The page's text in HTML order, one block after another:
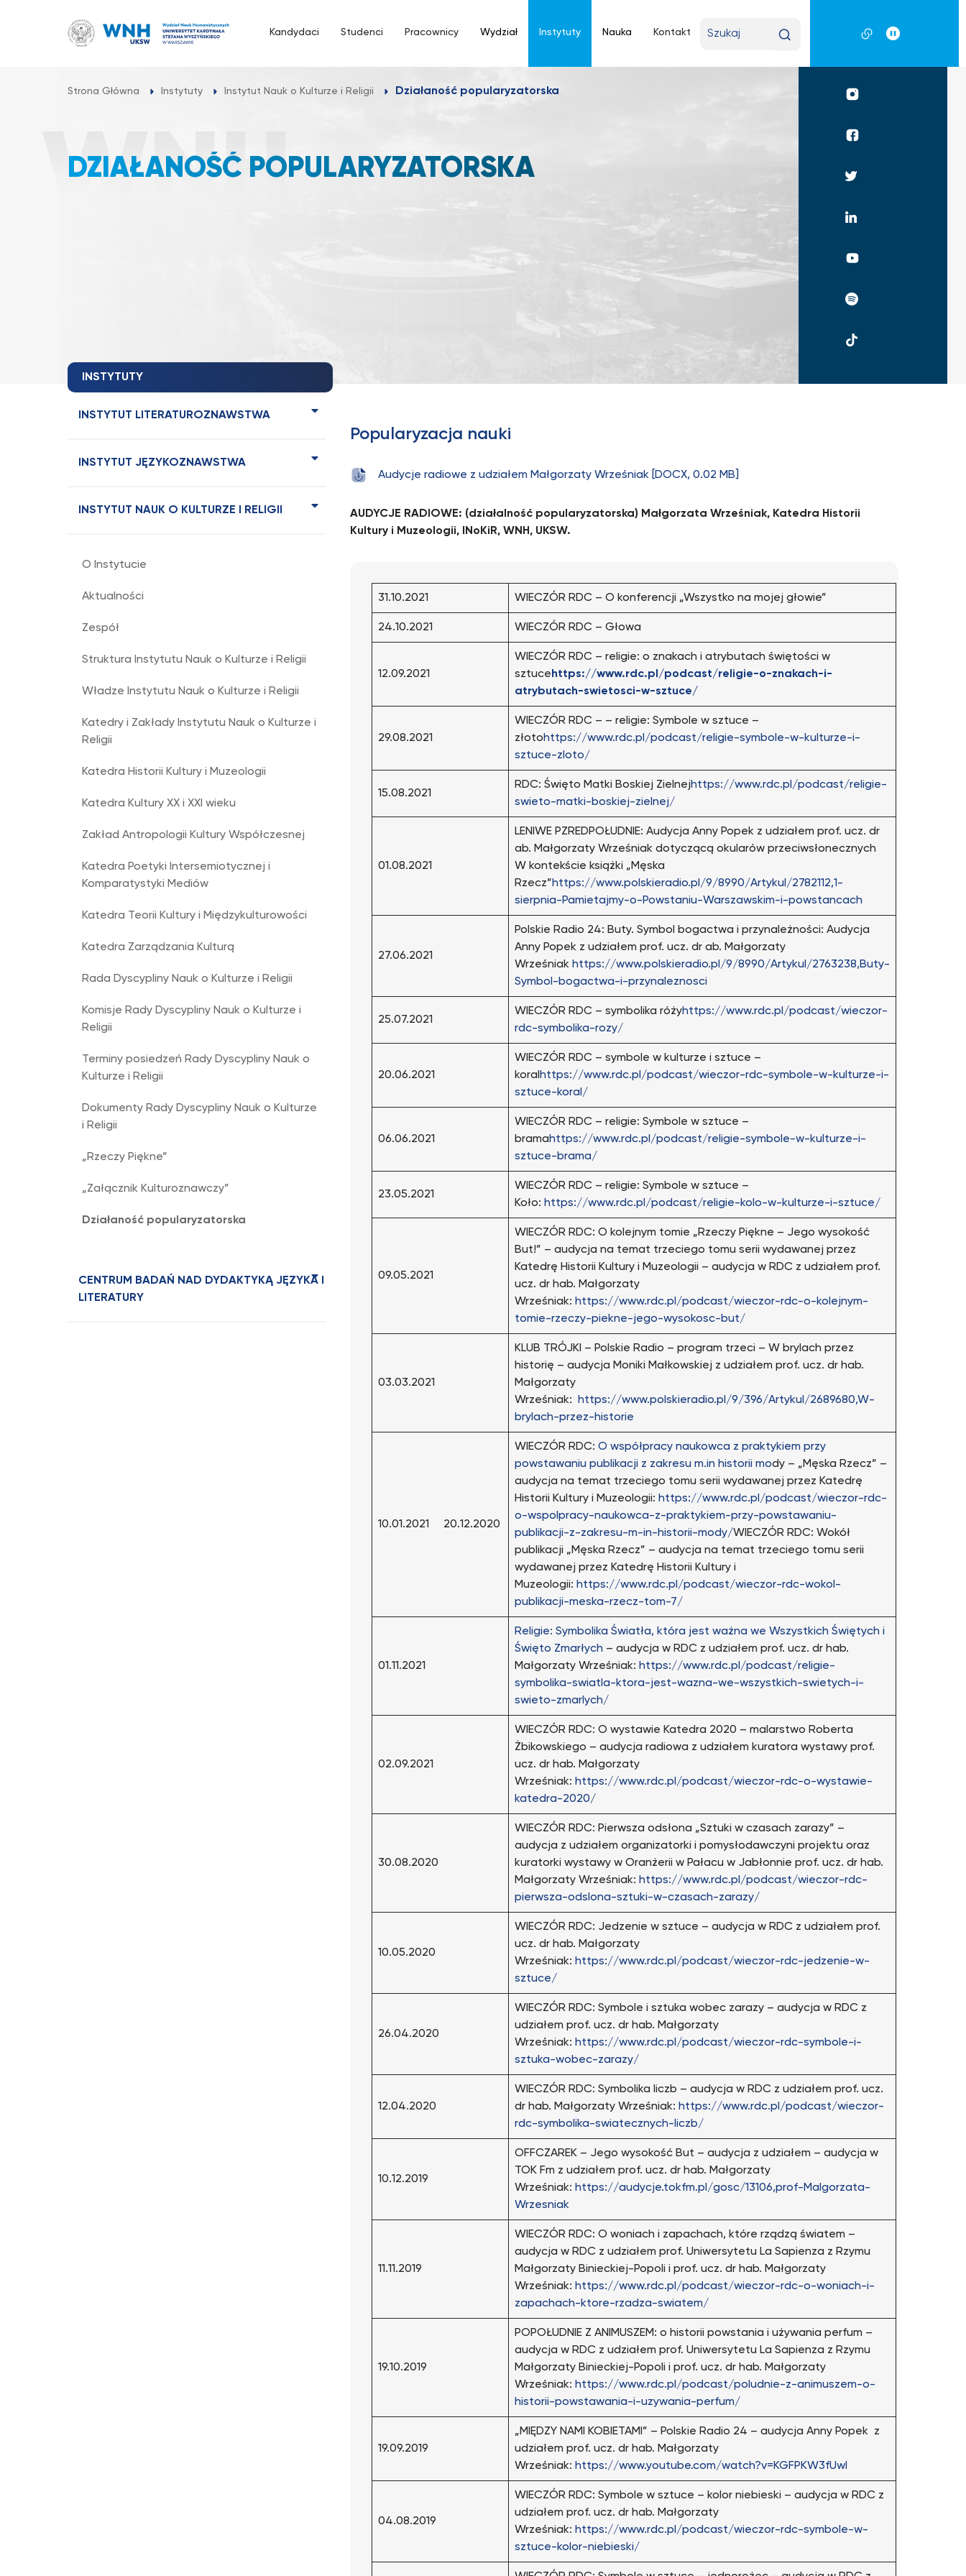
Kandydaci Studenci Pracownicy Wydział Instytuty Nauka Kontakt
wyszukiwaną
Strona Główna Instytuty Instytut Nauk o Kulturze i Religii Działaność popularyzatorska
DZIAŁANOŚĆ POPULARYZATORSKA
Profil
Profil
Profil
Profil
Linkedin
UKSW
UKSW
UKSW
INSTYTUTY
INSTYTUT LITERATUROZNAWSTWA
INSTYTUT JĘZYKOZNAWSTWA
INSTYTUT NAUK O KULTURZE I RELIGII
O Instytucie
Aktualności
Zespół
Struktura Instytutu Nauk o Kulturze i Religii
Władze Instytutu Nauk o Kulturze i Religii
Katedry i Zakłady Instytutu Nauk o Kulturze i
Religii
Katedra Historii Kultury i Muzeologii
Katedra Kultury XX i XXI wieku
Zakład Antropologii Kultury Współczesnej
Katedra Poetyki Intersemiotycznej i
Komparatystyki Mediów
Katedra Teorii Kultury i Międzykulturowości
Katedra Zarządzania Kulturą
Rada Dyscypliny Nauk o Kulturze i Religii
Komisje Rady Dyscypliny Nauk o Kulturze i
Religii
Terminy posiedzeń Rady Dyscypliny Nauk o
Kulturze i Religii
Dokumenty Rady Dyscypliny Nauk o Kulturze
i Religii
„Rzeczy Piękne”
„Załącznik Kulturoznawczy”
Działaność popularyzatorska
CENTRUM BADAŃ NAD DYDAKTYKĄ JĘZYKA I
LITERATURY
Popularyzacja nauki
Audycje radiowe z udziałem Małgorzaty Wrześniak [DOCX, 0.02 MB]
AUDYCJE RADIOWE: (działalność popularyzatorska) Małgorzata Wrześniak, Katedra Historii
Kultury i Muzeologii, INoKiR, WNH, UKSW.
31.10.2021 WIECZÓR RDC – O konferencji „Wszystko na mojej głowie”
24.10.2021 WIECZÓR RDC – Głowa
12.09.2021
WIECZÓR RDC – religie: o znakach i atrybutach świętości w
sztuce https://www.rdc.pl/podcast/religie-o-znakach-i-
atrybutach-swietosci-w-sztuce/
29.08.2021
WIECZÓR RDC – – religie: Symbole w sztuce –
złotohttps://www.rdc.pl/podcast/religie-symbole-w-kulturze-i-
sztuce-zloto/
15.08.2021
RDC: Święto Matki Boskiej Zielnejhttps://www.rdc.pl/podcast/religie-
swieto-matki-boskiej-zielnej/
01.08.2021
LENIWE PZREDPOŁUDNIE: Audycja Anny Popek z udziałem prof. ucz. dr
ab. Małgorzaty Wrześniak dotyczącą okularów przeciwsłonecznych
W kontekście książki „Męska
Rzecz”https://www.polskieradio.pl/9/8990/Artykul/2782112,1-
sierpnia-Pamietajmy-o-Powstaniu-Warszawskim-i-powstancach
27.06.2021
Polskie Radio 24: Buty. Symbol bogactwa i przynależności: Audycja
Anny Popek z udziałem prof. ucz. dr ab. Małgorzaty
Wrześniak https://www.polskieradio.pl/9/8990/Artykul/2763238,Buty-
Symbol-bogactwa-i-przynaleznosci
25.07.2021
WIECZÓR RDC – symbolika różyhttps://www.rdc.pl/podcast/wieczor-
rdc-symbolika-rozy/
20.06.2021
WIECZÓR RDC – symbole w kulturze i sztuce –
koral https://www.rdc.pl/podcast/wieczor-rdc-symbole-w-kulturze-i-
sztuce-koral/
06.06.2021
WIECZÓR RDC – religie: Symbole w sztuce –
bramahttps://www.rdc.pl/podcast/religie-symbole-w-kulturze-i-
sztuce-brama/
23.05.2021
WIECZÓR RDC – religie: Symbole w sztuce –
Koło: https://www.rdc.pl/podcast/religie-kolo-w-kulturze-i-sztuce/
09.05.2021
WIECZÓR RDC: O kolejnym tomie „Rzeczy Piękne – Jego wysokość
But!” – audycja na temat trzeciego tomu serii wydawanej przez
Katedrę Historii Kultury i Muzeologii – audycja w RDC z udziałem prof.
ucz. dr hab. Małgorzaty
Wrześniak: https://www.rdc.pl/podcast/wieczor-rdc-o-kolejnym-
tomie-rzeczy-piekne-jego-wysokosc-but/
03.03.2021
KLUB TRÓJKI – Polskie Radio – program trzeci – W brylach przez
historię – audycja Moniki Małkowskiej z udziałem prof. ucz. dr hab.
Małgorzaty
Wrześniak:
https://www.polskieradio.pl/9/396/Artykul/2689680,W-
brylach-przez-historie
10.01.2021 20.12.2020
WIECZÓR RDC:O współpracy naukowca z praktykiem przy
powstawaniu publikacji z zakresu m.in historii mody – „Męska Rzecz” –
audycja na temat trzeciego tomu serii wydawanej przez Katedrę
Historii Kultury i Muzeologii: https://www.rdc.pl/podcast/wieczor-rdc-
o-wspolpracy-naukowca-z-praktykiem-przy-powstawaniu-
publikacji-z-zakresu-m-in-historii-mody/WIECZÓR RDC: Wokół
publikacji „Męska Rzecz” – audycja na temat trzeciego tomu serii
wydawanej przez Katedrę Historii Kultury i
Muzeologii: https://www.rdc.pl/podcast/wieczor-rdc-wokol-
publikacji-meska-rzecz-tom-7/
01.11.2021
Religie: Symbolika Światła, która jest ważna we Wszystkich Świętych i
Święto Zmarłych – audycja w RDC z udziałem prof. ucz. dr hab.
Małgorzaty Wrześniak: https://www.rdc.pl/podcast/religie-
symbolika-swiatla-ktora-jest-wazna-we-wszystkich-swietych-i-
swieto-zmarlych/
02.09.2021
WIECZÓR RDC: O wystawie Katedra 2020 – malarstwo Roberta
Żbikowskiego – audycja radiowa z udziałem kuratora wystawy prof.
ucz. dr hab. Małgorzaty
Wrześniak: https://www.rdc.pl/podcast/wieczor-rdc-o-wystawie-
katedra-2020/
30.08.2020
WIECZÓR RDC: Pierwsza odsłona „Sztuki w czasach zarazy” –
audycja z udziałem organizatorki i pomysłodawczyni projektu oraz
kuratorki wystawy w Oranżerii w Pałacu w Jabłonnie prof. ucz. dr hab.
Małgorzaty Wrześniak: https://www.rdc.pl/podcast/wieczor-rdc-
pierwsza-odslona-sztuki-w-czasach-zarazy/
10.05.2020
WIECZÓR RDC: Jedzenie w sztuce – audycja w RDC z udziałem prof.
ucz. dr hab. Małgorzaty
Wrześniak: https://www.rdc.pl/podcast/wieczor-rdc-jedzenie-w-
sztuce/
26.04.2020
WIECZÓR RDC: Symbole i sztuka wobec zarazy – audycja w RDC z
udziałem prof. ucz. dr hab. Małgorzaty
Wrześniak: https://www.rdc.pl/podcast/wieczor-rdc-symbole-i-
sztuka-wobec-zarazy/
12.04.2020
WIECZÓR RDC: Symbolika liczb – audycja w RDC z udziałem prof. ucz.
dr hab. Małgorzaty Wrześniak: https://www.rdc.pl/podcast/wieczor-
rdc-symbolika-swiatecznych-liczb/
10.12.2019
OFFCZAREK – Jego wysokość But – audycja z udziałem – audycja w
TOK Fm z udziałem prof. ucz. dr hab. Małgorzaty
Wrześniak: https://audycje.tokfm.pl/gosc/13106,prof-Malgorzata-
Wrzesniak
11.11.2019
WIECZÓR RDC: O woniach i zapachach, które rządzą światem –
audycja w RDC z udziałem prof. Uniwersytetu La Sapienza z Rzymu
Małgorzaty Binieckiej-Popoli i prof. ucz. dr hab. Małgorzaty
Wrześniak: https://www.rdc.pl/podcast/wieczor-rdc-o-woniach-i-
zapachach-ktore-rzadza-swiatem/
19.10.2019
POPOŁUDNIE Z ANIMUSZEM: o historii powstania i używania perfum –
audycja w RDC z udziałem prof. Uniwersytetu La Sapienza z Rzymu
Małgorzaty Binieckiej-Popoli i prof. ucz. dr hab. Małgorzaty
Wrześniak: https://www.rdc.pl/podcast/poludnie-z-animuszem-o-
historii-powstawania-i-uzywania-perfum/
19.09.2019
„MIĘDZY NAMI KOBIETAMI” – Polskie Radio 24 – audycja Anny Popek z
udziałem prof. ucz. dr hab. Małgorzaty
Wrześniak: https://www.youtube.com/watch?v=KGFPKW3fUwI
04.08.2019
WIECZÓR RDC: Symbole w sztuce – kolor niebieski – audycja w RDC z
udziałem prof. ucz. dr hab. Małgorzaty
Wrześniak: https://www.rdc.pl/podcast/wieczor-rdc-symbole-w-
sztuce-kolor-niebieski/